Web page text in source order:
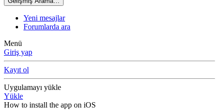
Yeni mesajlar
Forumlarda ara
Menü
Giriş yap
Kayıt ol
Uygulamayı yükle
Yükle
How to install the app on iOS